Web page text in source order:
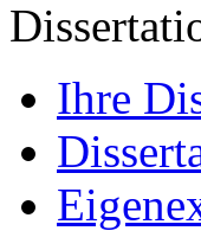
Ihre